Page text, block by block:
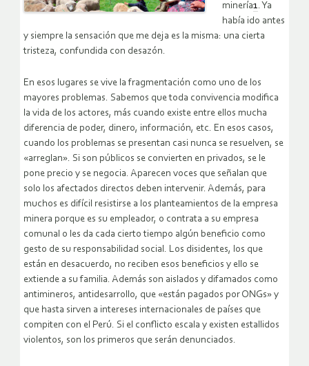
minería1. Ya
había ido antes
y siempre la sensación que me deja es la misma: una cierta
tristeza, confundida con desazón.
En esos lugares se vive la fragmentación como uno de los
mayores problemas. Sabemos que toda convivencia modifica
la vida de los actores, más cuando existe entre ellos mucha
diferencia de poder, dinero, información, etc. En esos casos,
cuando los problemas se presentan casi nunca se resuelven, se
«arreglan». Si son públicos se convierten en privados, se le
pone precio y se negocia. Aparecen voces que señalan que
solo los afectados directos deben intervenir. Además, para
muchos es difícil resistirse a los planteamientos de la empresa
minera porque es su empleador, o contrata a su empresa
comunal o les da cada cierto tiempo algún beneficio como
gesto de su responsabilidad social. Los disidentes, los que
están en desacuerdo, no reciben esos beneficios y ello se
extiende a su familia. Además son aislados y difamados como
antimineros, antidesarrollo, que «están pagados por ONGs» y
que hasta sirven a intereses internacionales de países que
compiten con el Perú. Si el conflicto escala y existen estallidos
violentos, son los primeros que serán denunciados.